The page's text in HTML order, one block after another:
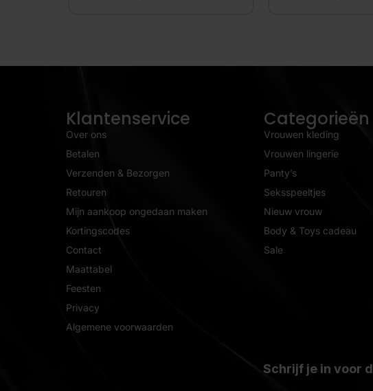
Klantenservice
Over ons
Betalen
Verzenden & Bezorgen
Retouren
Mijn aankoop ongedaan maken
Kortingscodes
Contact
Maattabel
Feesten
Privacy
Algemene voorwaarden
Categorieën
Vrouwen kleding
Vrouwen lingerie
Panty’s
Seksspeeltjes
Nieuw vrouw
Body & Toys cadeau
Sale